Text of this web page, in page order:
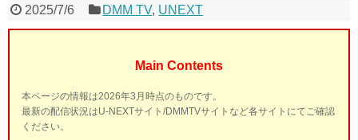
2025/7/6 DMM TV, UNEXT
Main Contents
本ページの情報は2026年3月時点のものです。
最新の配信状況はU-NEXTサイト/DMMTVサイトなど各サイトにてご確認
ください。